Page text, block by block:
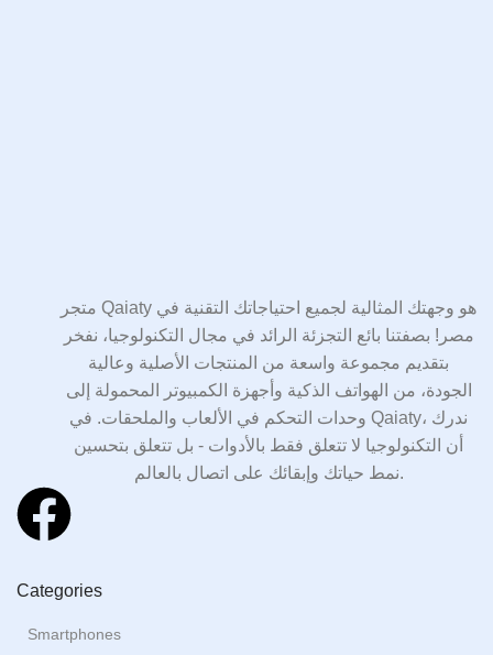
متجر Qaiaty هو وجهتك المثالية لجميع احتياجاتك التقنية في
مصر! بصفتنا بائع التجزئة الرائد في مجال التكنولوجيا، نفخر
بتقديم مجموعة واسعة من المنتجات الأصلية وعالية
الجودة، من الهواتف الذكية وأجهزة الكمبيوتر المحمولة إلى
وحدات التحكم في الألعاب والملحقات. في Qaiaty، ندرك
أن التكنولوجيا لا تتعلق فقط بالأدوات - بل تتعلق بتحسين
نمط حياتك وإبقائك على اتصال بالعالم.
Categories
Smartphones